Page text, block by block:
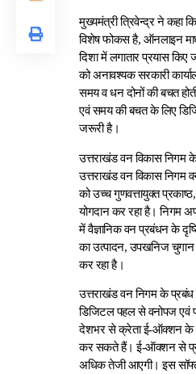
मुख्यमंत्री त्रिवेन्द्र ने कहा
विशेष फोकस है, ऑनलाइन
दिशा में लगातार प्रयास
को अनावश्यक सरकारी
समय व धन दोनों की बचत
एवं समय की बचत के लिए
जरूरी है।
उत्तराखंड वन विकास निगम
उत्तराखंड वन विकास निगम
को उच्च गुणवत्तायुक्त
योगदान कर रहा है। निगम
में वैज्ञानिक वन प्रबंधन के
का उत्पादन, उपखनिज चुगान
कर रहा है।
उत्तराखंड वन निगम के
डिजिटल पहल से वनोपज एवं
देशभर से क्रेता ई-ऑक्शन के
कर सकते हैं। ई-ऑक्शन से
अधिक तेजी आएगी। इस